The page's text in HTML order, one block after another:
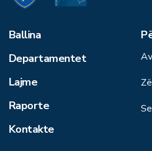
Ballina
Departamentet
Lajme
Raporte
Kontakte